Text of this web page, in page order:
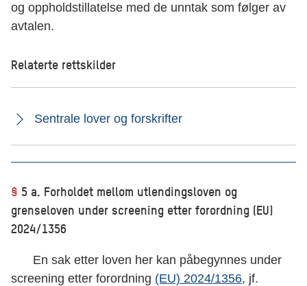
og oppholdstillatelse med de unntak som følger av
avtalen.
Relaterte rettskilder
Sentrale lover og forskrifter
§ 5 a. Forholdet mellom utlendingsloven og
grenseloven under screening etter forordning (EU)
2024/1356
En sak etter loven her kan påbegynnes under
screening etter forordning (EU) 2024/1356, jf.